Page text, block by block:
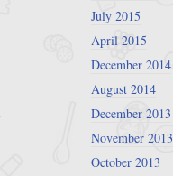
July 2015
April 2015
December 2014
August 2014
December 2013
November 2013
October 2013